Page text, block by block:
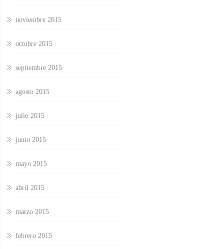
noviembre 2015
octubre 2015
septiembre 2015
agosto 2015
julio 2015
junio 2015
mayo 2015
abril 2015
marzo 2015
febrero 2015